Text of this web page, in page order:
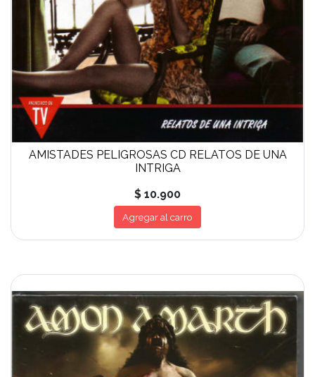
AMISTADES PELIGROSAS CD RELATOS DE UNA
INTRIGA
$ 10.900
Agregar al carro